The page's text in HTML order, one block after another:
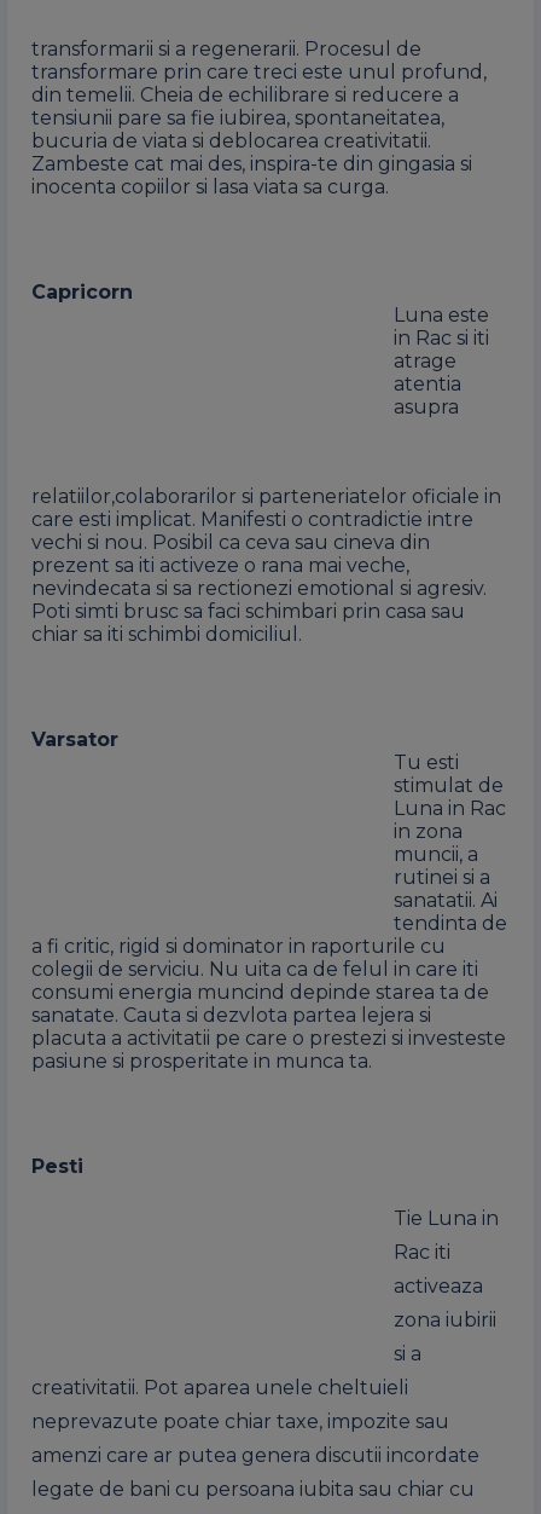
transformarii si a regenerarii. Procesul de
transformare prin care treci este unul profund,
din temelii. Cheia de echilibrare si reducere a
tensiunii pare sa fie iubirea, spontaneitatea,
bucuria de viata si deblocarea creativitatii.
Zambeste cat mai des, inspira-te din gingasia si
inocenta copiilor si lasa viata sa curga.
Capricorn
Luna este
in Rac si iti
atrage
atentia
asupra
relatiilor,colaborarilor si parteneriatelor oficiale in
care esti implicat. Manifesti o contradictie intre
vechi si nou. Posibil ca ceva sau cineva din
prezent sa iti activeze o rana mai veche,
nevindecata si sa rectionezi emotional si agresiv.
Poti simti brusc sa faci schimbari prin casa sau
chiar sa iti schimbi domiciliul.
Varsator
Tu esti
stimulat de
Luna in Rac
in zona
muncii, a
rutinei si a
sanatatii. Ai
tendinta de
a fi critic, rigid si dominator in raporturile cu
colegii de serviciu. Nu uita ca de felul in care iti
consumi energia muncind depinde starea ta de
sanatate. Cauta si dezvlota partea lejera si
placuta a activitatii pe care o prestezi si investeste
pasiune si prosperitate in munca ta.
Pesti
Tie Luna in
Rac iti
activeaza
zona iubirii
si a
creativitatii. Pot aparea unele cheltuieli
neprevazute poate chiar taxe, impozite sau
amenzi care ar putea genera discutii incordate
legate de bani cu persoana iubita sau chiar cu